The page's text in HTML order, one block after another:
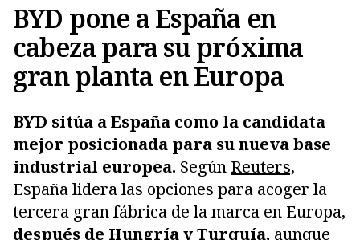
BYD pone a España en
cabeza para su próxima
gran planta en Europa
BYD sitúa a España como la candidata
mejor posicionada para su nueva base
industrial europea. Según Reuters,
España lidera las opciones para acoger la
tercera gran fábrica de la marca en Europa,
después de Hungría y Turquía, aunque